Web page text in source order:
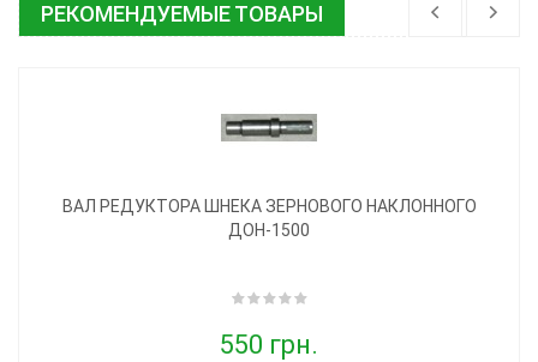
РЕКОМЕНДУЕМЫЕ ТОВАРЫ
ВАЛ РЕДУКТОРА ШНЕКА ЗЕРНОВОГО НАКЛОННОГО
ДОН-1500
550 грн.